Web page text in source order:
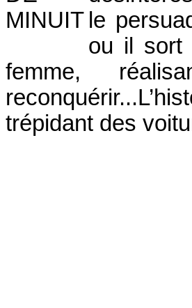
le
ou il sort
femme,
trépidant des